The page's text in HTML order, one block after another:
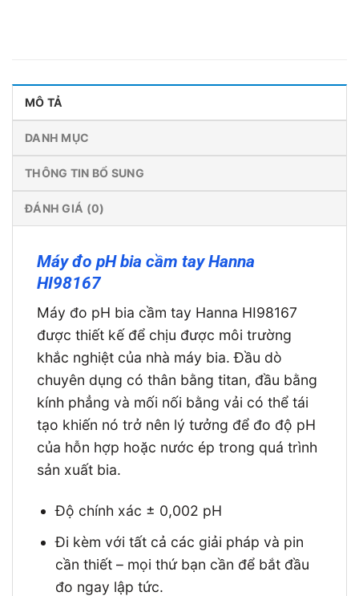
MÔ TẢ
DANH MỤC
THÔNG TIN BỔ SUNG
ĐÁNH GIÁ (0)
Máy đo pH bia cầm tay Hanna
HI98167
Máy đo pH bia cầm tay Hanna HI98167
được thiết kế để chịu được môi trường
khắc nghiệt của nhà máy bia. Đầu dò
chuyên dụng có thân bằng titan, đầu bằng
kính phẳng và mối nối bằng vải có thể tái
tạo khiến nó trở nên lý tưởng để đo độ pH
của hỗn hợp hoặc nước ép trong quá trình
sản xuất bia.
Độ chính xác ± 0,002 pH
Đi kèm với tất cả các giải pháp và pin
cần thiết – mọi thứ bạn cần để bắt đầu
đo ngay lập tức.